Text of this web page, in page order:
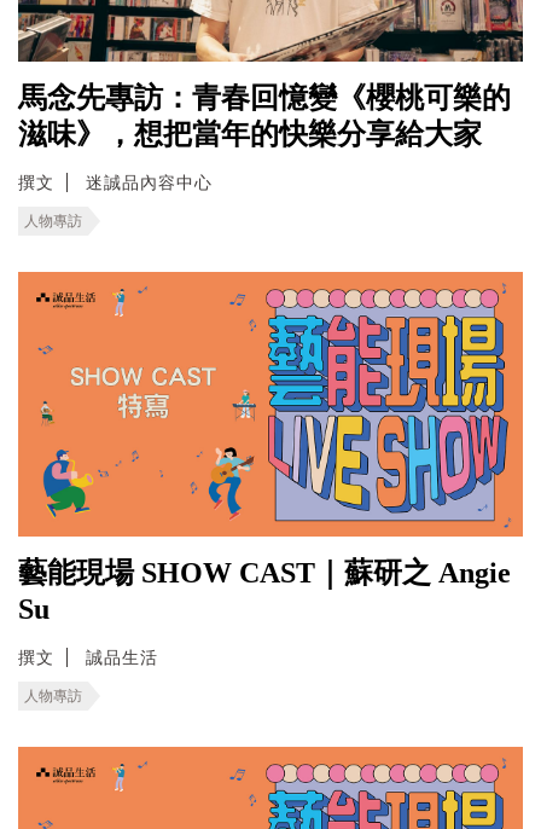
馬念先專訪：青春回憶變《櫻桃可樂的
滋味》，想把當年的快樂分享給大家
撰文 迷誠品內容中心
人物專訪
藝能現場 SHOW CAST｜蘇研之 Angie
Su
撰文 誠品生活
人物專訪